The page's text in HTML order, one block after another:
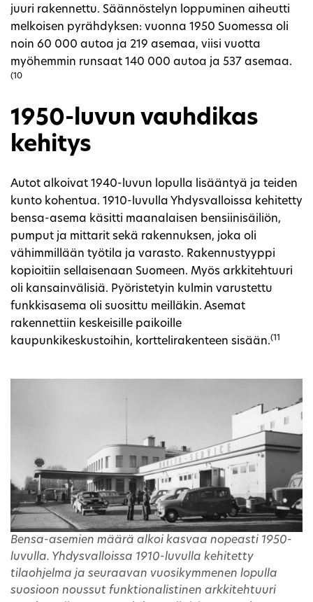
juuri rakennettu. Säännöstelyn loppuminen aiheutti
melkoisen pyrähdyksen: vuonna 1950 Suomessa oli
noin 60 000 autoa ja 219 asemaa, viisi vuotta
myöhemmin runsaat 140 000 autoa ja 537 asemaa.
(10
1950-luvun vauhdikas
kehitys
Autot alkoivat 1940-luvun lopulla lisääntyä ja teiden
kunto kohentua. 1910-luvulla Yhdysvalloissa kehitetty
bensa-asema käsitti maanalaisen bensiinisäiliön,
pumput ja mittarit sekä rakennuksen, joka oli
vähimmillään työtila ja varasto. Rakennustyyppi
kopioitiin sellaisenaan Suomeen. Myös arkkitehtuuri
oli kansainvälisiä. Pyöristetyin kulmin varustettu
funkkisasema oli suosittu meilläkin. Asemat
rakennettiin keskeisille paikoille
kaupunkikeskustoihin, korttelirakenteen sisään.(11
Bensa-asemien määrä alkoi kasvaa nopeasti 1950-
luvulla. Yhdysvalloissa 1910-luvulla kehitetty
tilaohjelma ja seuraavan vuosikymmenen lopulla
suosioon noussut funktionalistinen arkkitehtuuri